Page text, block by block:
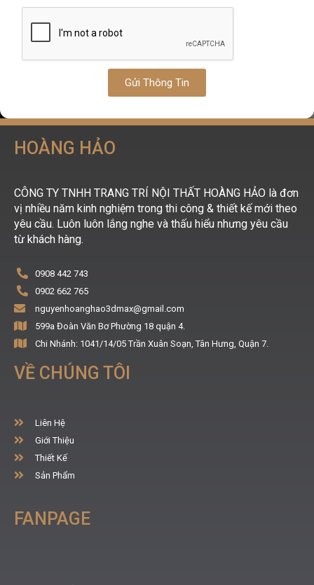
Gửi Thông Tin
HOÀNG HẢO
CÔNG TY TNHH TRANG TRÍ NỘI THẤT HOÀNG HẢO là đơn
vị nhiều năm kinh nghiệm trong thi công & thiết kế mới theo
yêu cầu. Luôn luôn lắng nghe và thấu hiểu nhưng yêu cầu
từ khách hàng.
0908 442 743
0902 662 765
nguyenhoanghao3dmax@gmail.com
599a Đoàn Văn Bơ Phường 18 quận 4.
Chi Nhánh: 1041/14/05 Trần Xuân Soạn, Tân Hưng, Quận 7.
VỀ CHÚNG TÔI
Liên Hệ
Giới Thiệu
Thiết Kế
Sản Phẩm
FANPAGE